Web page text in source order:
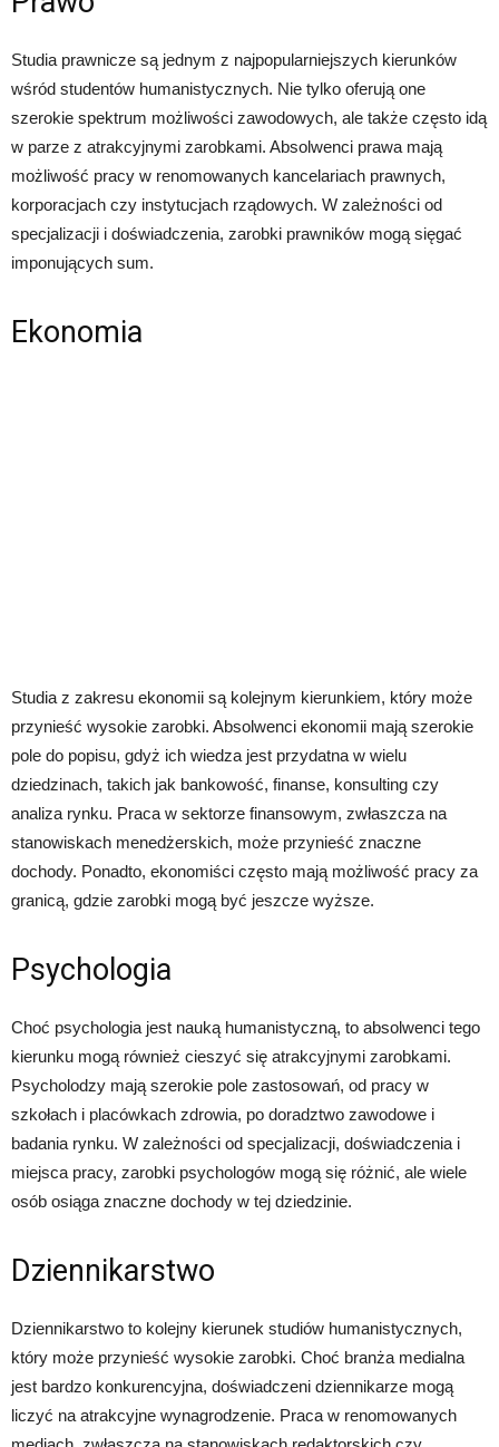
Studia prawnicze są jednym z najpopularniejszych kierunków
wśród studentów humanistycznych. Nie tylko oferują one
szerokie spektrum możliwości zawodowych, ale także często idą
w parze z atrakcyjnymi zarobkami. Absolwenci prawa mają
możliwość pracy w renomowanych kancelariach prawnych,
korporacjach czy instytucjach rządowych. W zależności od
specjalizacji i doświadczenia, zarobki prawników mogą sięgać
imponujących sum.
Ekonomia
Studia z zakresu ekonomii są kolejnym kierunkiem, który może
przynieść wysokie zarobki. Absolwenci ekonomii mają szerokie
pole do popisu, gdyż ich wiedza jest przydatna w wielu
dziedzinach, takich jak bankowość, finanse, konsulting czy
analiza rynku. Praca w sektorze finansowym, zwłaszcza na
stanowiskach menedżerskich, może przynieść znaczne
dochody. Ponadto, ekonomiści często mają możliwość pracy za
granicą, gdzie zarobki mogą być jeszcze wyższe.
Psychologia
Choć psychologia jest nauką humanistyczną, to absolwenci tego
kierunku mogą również cieszyć się atrakcyjnymi zarobkami.
Psycholodzy mają szerokie pole zastosowań, od pracy w
szkołach i placówkach zdrowia, po doradztwo zawodowe i
badania rynku. W zależności od specjalizacji, doświadczenia i
miejsca pracy, zarobki psychologów mogą się różnić, ale wiele
osób osiąga znaczne dochody w tej dziedzinie.
Dziennikarstwo
Dziennikarstwo to kolejny kierunek studiów humanistycznych,
który może przynieść wysokie zarobki. Choć branża medialna
jest bardzo konkurencyjna, doświadczeni dziennikarze mogą
liczyć na atrakcyjne wynagrodzenie. Praca w renomowanych